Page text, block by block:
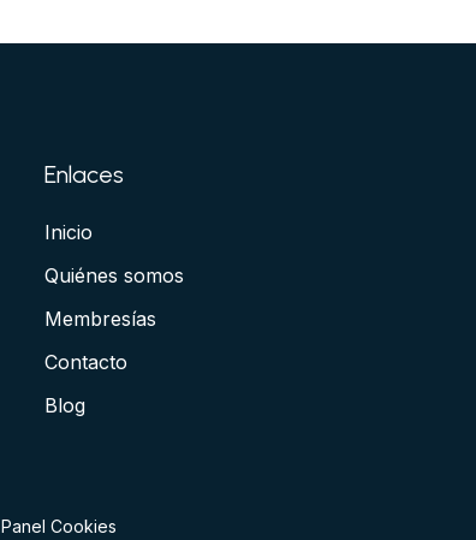
Enlaces
Inicio
Quiénes somos
Membresías
Contacto
Blog
Panel Cookies